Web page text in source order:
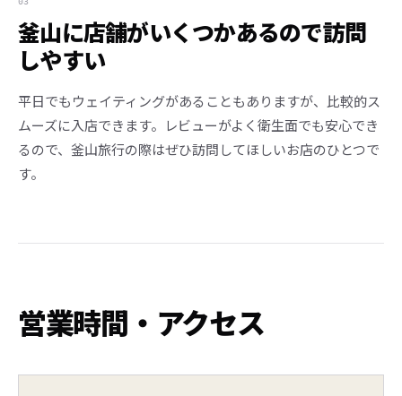
釜山に店舗がいくつかあるので訪問
しやすい
平日でもウェイティングがあることもありますが、比較的ス
ムーズに入店できます。レビューがよく衛生面でも安心でき
るので、釜山旅行の際はぜひ訪問してほしいお店のひとつで
す。
営業時間・アクセス